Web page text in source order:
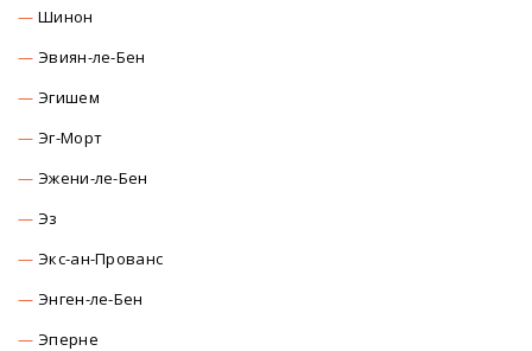
Шинон
Эвиян-ле-Бен
Эгишем
Эг-Морт
Эжени-ле-Бен
Эз
Экс-ан-Прованс
Энген-ле-Бен
Эперне